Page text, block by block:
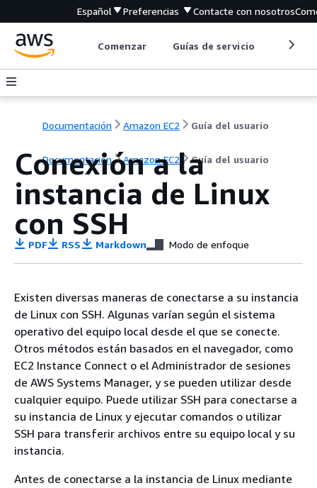
Español Preferencias Contacte con nosotros
Comenzar Guías de servicio
Documentación Amazon EC2 Guía del usuario
Documentación Amazon EC2 Guía del usuario
Conexión a la
instancia de Linux
con SSH
PDF RSS Markdown Modo de enfoque
Existen diversas maneras de conectarse a su instancia
de Linux con SSH. Algunas varían según el sistema
operativo del equipo local desde el que se conecte.
Otros métodos están basados en el navegador, como
EC2 Instance Connect o el Administrador de sesiones
de AWS Systems Manager, y se pueden utilizar desde
cualquier equipo. Puede utilizar SSH para conectarse a
su instancia de Linux y ejecutar comandos o utilizar
SSH para transferir archivos entre su equipo local y su
instancia.
Antes de conectarse a la instancia de Linux mediante